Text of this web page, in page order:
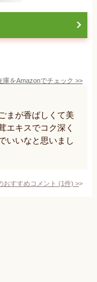
庫をAmazonでチェック >>
まが香ばしくて美
エキスでコク深く
いいなと思いまし
おすすめコメント (1件) >